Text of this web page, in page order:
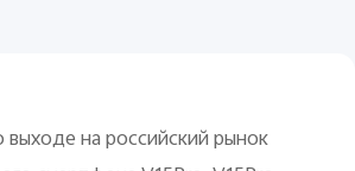
на российский рынок